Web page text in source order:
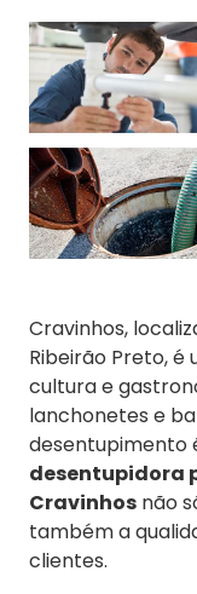
Cravinhos,
Ribeirão Preto,
cultura e
lanchonetes e
desentupimento
desentupidora
Cravinhos não
também a
clientes.